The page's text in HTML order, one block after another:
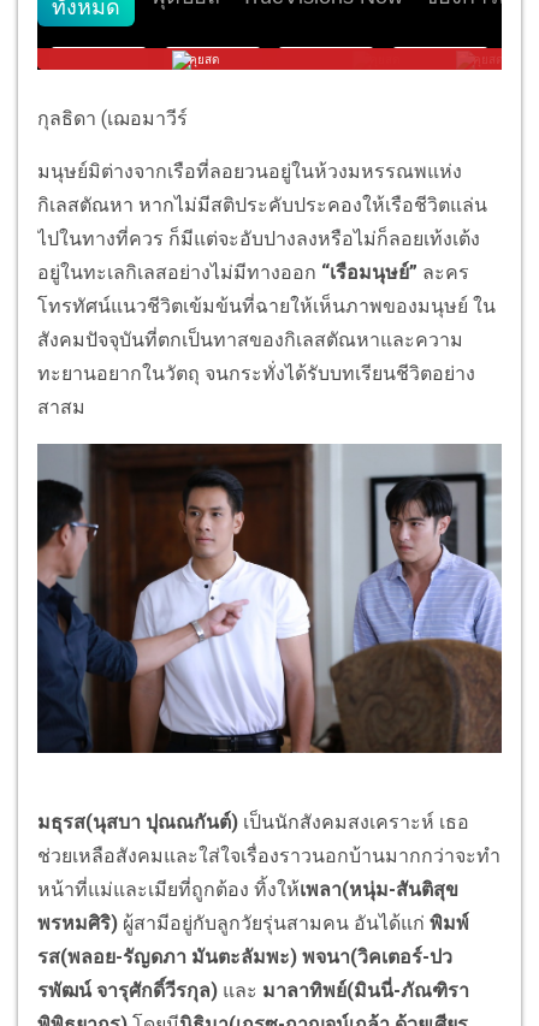
กุลธิดา (เฌอมาวีร์
มนุษย์มิต่างจากเรือที่ลอยวนอยู่ในห้วงมหรรณพแห่ง
กิเลสตัณหา หากไม่มีสติประคับประคองให้เรือชีวิตแล่น
ไปในทางที่ควร ก็มีแต่จะอับปางลงหรือไม่ก็ลอยเท้งเต้ง
อยู่ในทะเลกิเลสอย่างไม่มีทางออก “เรือมนุษย์” ละคร
โทรทัศน์แนวชีวิตเข้มข้นที่ฉายให้เห็นภาพของมนุษย์ ใน
สังคมปัจจุบันที่ตกเป็นทาสของกิเลสตัณหาและความ
ทะยานอยากในวัตถุ จนกระทั่งได้รับบทเรียนชีวิตอย่าง
สาสม
มธุรส(นุสบา ปุณณกันต์) เป็นนักสังคมสงเคราะห์ เธอ
ช่วยเหลือสังคมและใส่ใจเรื่องราวนอกบ้านมากกว่าจะทำ
หน้าที่แม่และเมียที่ถูกต้อง ทิ้งให้เพลา(หนุ่ม-สันติสุข
พรหมศิริ) ผู้สามีอยู่กับลูกวัยรุ่นสามคน อันได้แก่ พิมพ์
รส(พลอย-รัญดภา มันตะลัมพะ) พจนา(วิคเตอร์-ปว
รพัฒน์ จารุศักดิ์วีรกุล) และ มาลาทิพย์(มินนี่-ภัณฑิรา